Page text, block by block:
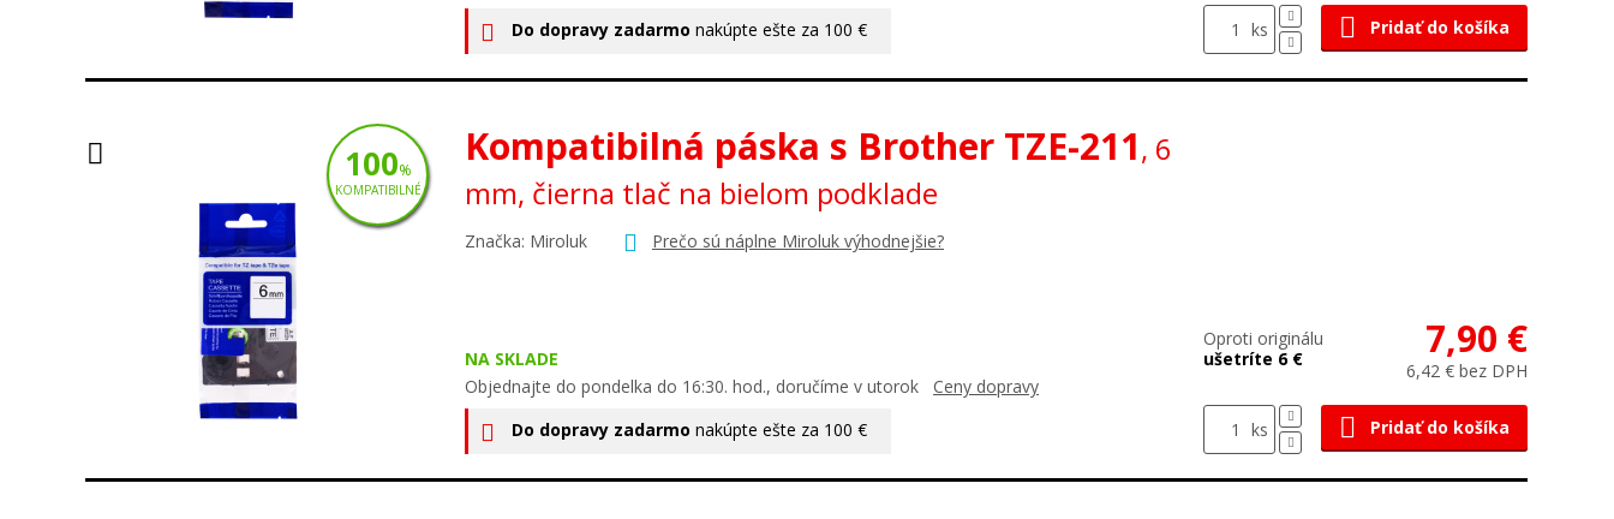
Do dopravy zadarmo nakúpte ešte za 100 € ks Pridať do košíka
Kompatibilná páska s Brother TZE-211, 6
mm, čierna tlač na bielom podklade
Značka: Miroluk Prečo sú náplne Miroluk výhodnejšie?
NA SKLADE
Objednajte do pondelka do 16:30. hod., doručíme v utorok Ceny dopravy
Do dopravy zadarmo nakúpte ešte za 100 €
Oproti originálu
ušetríte 6 €
7,90 €
6,42 € bez DPH
ks Pridať do košíka
100%
KOMPATIBILNÉ